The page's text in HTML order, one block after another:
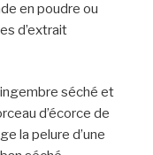
en poudre ou
d’extrait
séché et
d’écorce de
la pelure d’une